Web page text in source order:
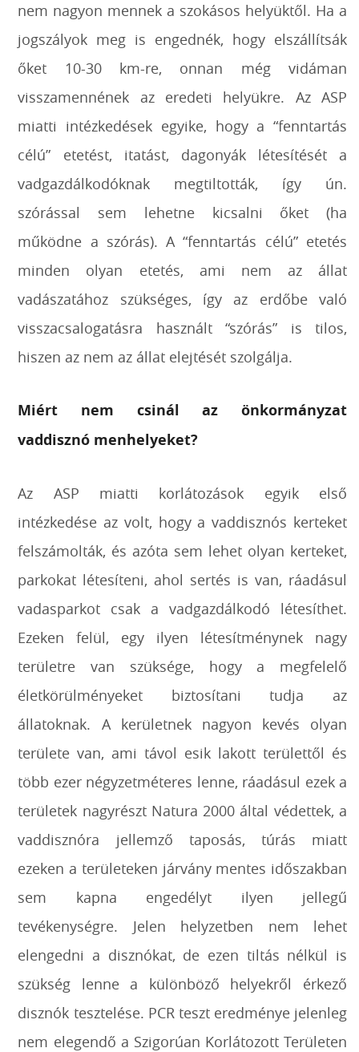
nem nagyon mennek a szokásos helyüktől. Ha a
jogszályok meg is engednék, hogy elszállítsák
őket 10-30 km-re, onnan még vidáman
visszamennének az eredeti helyükre. Az ASP
miatti intézkedések egyike, hogy a “fenntartás
célú” etetést, itatást, dagonyák létesítését a
vadgazdálkodóknak megtiltották, így ún.
szórással sem lehetne kicsalni őket (ha
működne a szórás). A “fenntartás célú” etetés
minden olyan etetés, ami nem az állat
vadászatához szükséges, így az erdőbe való
visszacsalogatásra használt “szórás” is tilos,
hiszen az nem az állat elejtését szolgálja.
Miért nem csinál az önkormányzat
vaddisznó menhelyeket?
Az ASP miatti korlátozások egyik első
intézkedése az volt, hogy a vaddisznós kerteket
felszámolták, és azóta sem lehet olyan kerteket,
parkokat létesíteni, ahol sertés is van, ráadásul
vadasparkot csak a vadgazdálkodó létesíthet.
Ezeken felül, egy ilyen létesítménynek nagy
területre van szüksége, hogy a megfelelő
életkörülményeket biztosítani tudja az
állatoknak. A kerületnek nagyon kevés olyan
területe van, ami távol esik lakott területtől és
több ezer négyzetméteres lenne, ráadásul ezek a
területek nagyrészt Natura 2000 által védettek, a
vaddisznóra jellemző taposás, túrás miatt
ezeken a területeken járvány mentes időszakban
sem kapna engedélyt ilyen jellegű
tevékenységre. Jelen helyzetben nem lehet
elengedni a disznókat, de ezen tiltás nélkül is
szükség lenne a különböző helyekről érkező
disznók tesztelése. PCR teszt eredménye jelenleg
nem elegendő a Szigorúan Korlátozott Területen